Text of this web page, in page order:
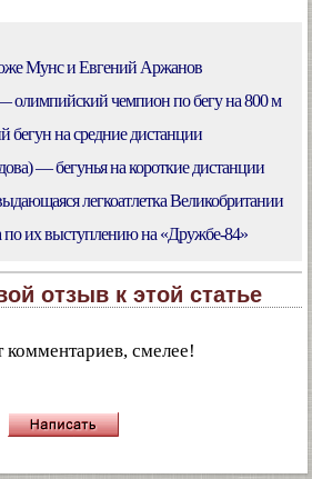
Мунс и Евгений Аржанов
чемпион по бегу на 800 м
на средние дистанции
— бегунья на короткие дистанции
легкоатлетка Великобритании
их выступлению на «Дружбе-84»
отзыв к этой статье
комментариев, смелее!